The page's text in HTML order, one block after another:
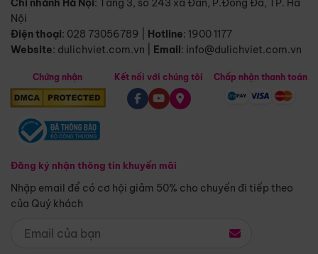
Chi nhánh Hà Nội: Tầng 3, số 243 xã Đàn, P.Đống Đa, TP. Hà
Nội
Điện thoại: 028 73056789 Hotline: 1900 1177
Website: dulichviet.com.vn Email: info@dulichviet.com.vn
Chứng nhận
Đăng ký nhận thông tin khuyến mãi
Nhập email để có cơ hội giảm 50% cho chuyến đi tiếp theo
của Quý khách
Kết nối với chúng tôi Chấp nhận thanh toán